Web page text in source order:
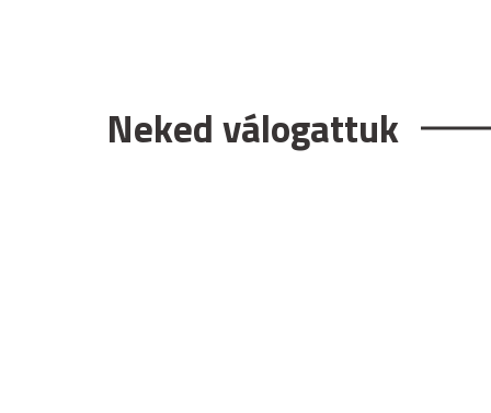
Neked válogattuk